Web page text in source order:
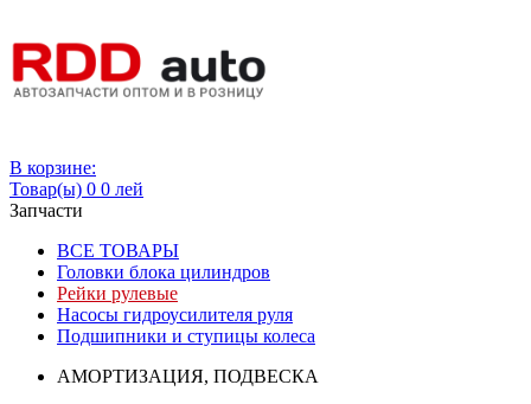
В корзине:
Товар(ы) 0 0 лей
Запчасти
ВСЕ ТОВАРЫ
Головки блока цилиндров
Рейки рулевые
Насосы гидроусилителя руля
Подшипники и ступицы колеса
АМОРТИЗАЦИЯ, ПОДВЕСКА